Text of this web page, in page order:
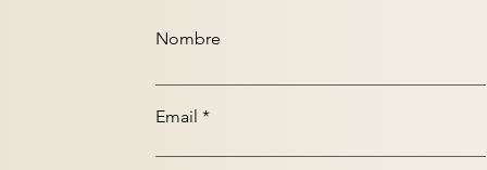
Nombre
Email